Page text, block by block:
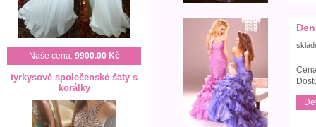
Naše cena: 9900.00 Kč
tyrkysové společenské šaty s
korálky